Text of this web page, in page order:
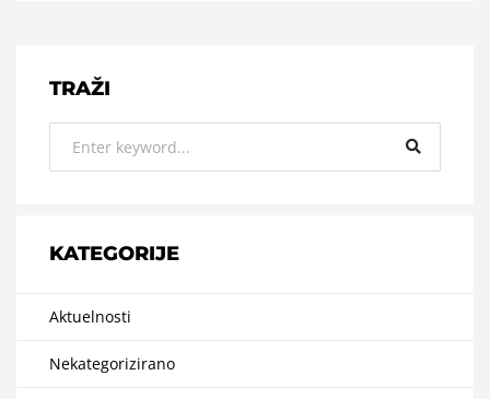
TRAŽI
KATEGORIJE
Aktuelnosti
Nekategorizirano